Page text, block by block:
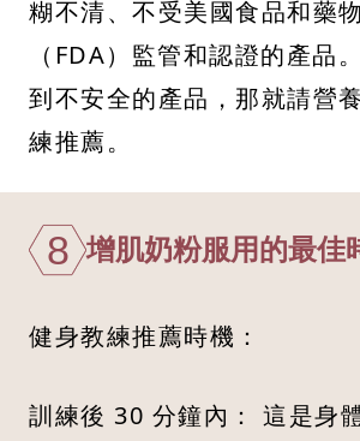
糊不清、不受美國食品和藥
（FDA）監管和認證的產品
到不安全的產品，那就請營
練推薦。
8 增肌奶粉服用的最佳
健身教練推薦時機：
訓練後 30 分鐘內： 這是身